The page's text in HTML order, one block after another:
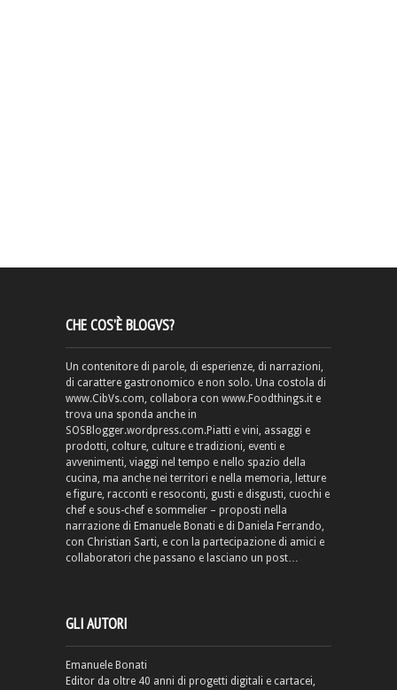
CHE COS’È BLOGVS?
Un contenitore di parole, di esperienze, di narrazioni,
di carattere gastronomico e non solo. Una costola di
www.CibVs.com, collabora con www.Foodthings.it e
trova una sponda anche in
SOSBlogger.wordpress.com.Piatti e vini, assaggi e
prodotti, colture, culture e tradizioni, eventi e
avvenimenti, viaggi nel tempo e nello spazio della
cucina, ma anche nei territori e nella memoria, letture
e figure, racconti e resoconti, gusti e disgusti, cuochi e
chef e sous-chef e sommelier – proposti nella
narrazione di Emanuele Bonati e di Daniela Ferrando,
con Christian Sarti, e con la partecipazione di amici e
collaboratori che passano e lasciano un post…
GLI AUTORI
Emanuele Bonati
Editor da oltre 40 anni di progetti digitali e cartacei,